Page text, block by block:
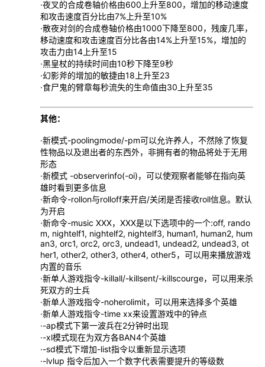
·夜叉的合成卷轴价格由600上升至800，增加的移动速度
和攻击速度百分比由7%上升至10%
·散夜对剑的合成卷轴价格由1000下降至800，残废几率，
移动速度和攻击速度百分比各由14%上升至15%，增加的
攻击力由14上升至15
·黑皇杖的持续时间由10秒下降至9秒
·幻影斧的增加的敏捷由18上升至23
·食尸鬼的臂章每秒流失的生命值由30上升至35
其他：
·新模式-poolingmode/-pm可以允许养人，不然除了恢复
性物品以及退出者的东西外，非拥有者的物品将处于无用
形态
·新模式 -observerinfo(-oi)，可以使观察者能够在指向英
雄时看到更多信息
·新命令-rollon与rolloff来开启/关闭是否接收roll信息。默认
为开启
·新命令-music XXX，XXX是以下选项中的一个:off, rando
m, nightelf1, nightelf2, nightelf3, human1, human2, hum
an3, orc1, orc2, orc3, undead1, undead2, undead3, ot
her1, other2, other3, other4, other5，可以用来播放游戏
内置的音乐
·新单人游戏指令-killall/-killsent/-killscourge，可以用来杀
死双方的士兵
·新单人游戏指令-noherolimit，可以用来选择多个英雄
·新单人游戏指令-time xx来设置游戏中的钟点
·-ap模式下第一波兵在2分钟时出现
·-xl模式现在为双方各BAN4个英雄
·-sd模式下增加-list指令以重新显示选项
·-lvlup 指令后加入一个数字代表需要提升的等级数